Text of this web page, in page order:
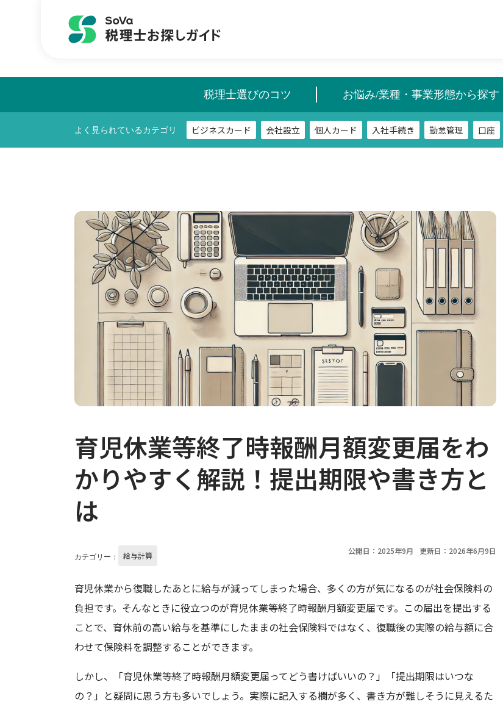
税理士選びのコツ お悩み/業種・事業形態から探す
よく見られているカテゴリ ビジネスカード 会社設立 個人カード 入社手続き 勤怠管理 口座
よく見られているカテゴリ
育児休業等終了時報酬月額変更届をわ
かりやすく解説！提出期限や書き方と
は
カテゴリー： 給与計算 公開日：2025年9月 更新日：2026年6月9日
育児休業から復職したあとに給与が減ってしまった場合、多くの方が気になるのが社会保険料の
負担です。そんなときに役立つのが育児休業等終了時報酬月額変更届です。この届出を提出する
ことで、育休前の高い給与を基準にしたままの社会保険料ではなく、復職後の実際の給与額に合
わせて保険料を調整することができます。
しかし、「育児休業等終了時報酬月額変更届ってどう書けばいいの？」「提出期限はいつな
の？」と疑問に思う方も多いでしょう。実際に記入する欄が多く、書き方が難しそうに見えるた